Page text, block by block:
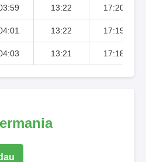
13:22 17:20
13:22 17:19
13:21 17:18